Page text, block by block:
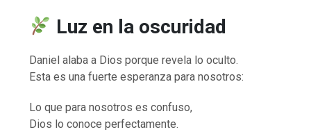
Luz en la oscuridad
Daniel alaba a Dios porque revela lo oculto.
Esta es una fuerte esperanza para nosotros:
Lo que para nosotros es confuso,
Dios lo conoce perfectamente.